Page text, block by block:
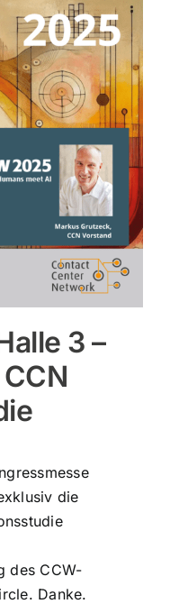
3 –
die
des CCW-
Danke.